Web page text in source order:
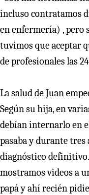
incluso contratamos
en enfermería) , pero
tuvimos que aceptar
de profesionales las
La salud de Juan
Según su hija, en
debían internarlo en
pasaba y durante
diagnóstico definitivo.
mostramos videos a
papá y ahí recién